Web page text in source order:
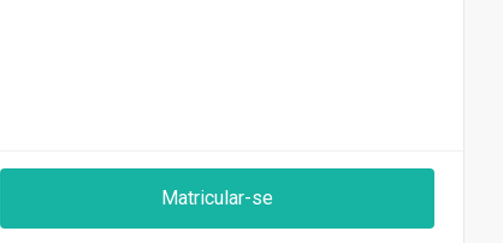
Matricular-se